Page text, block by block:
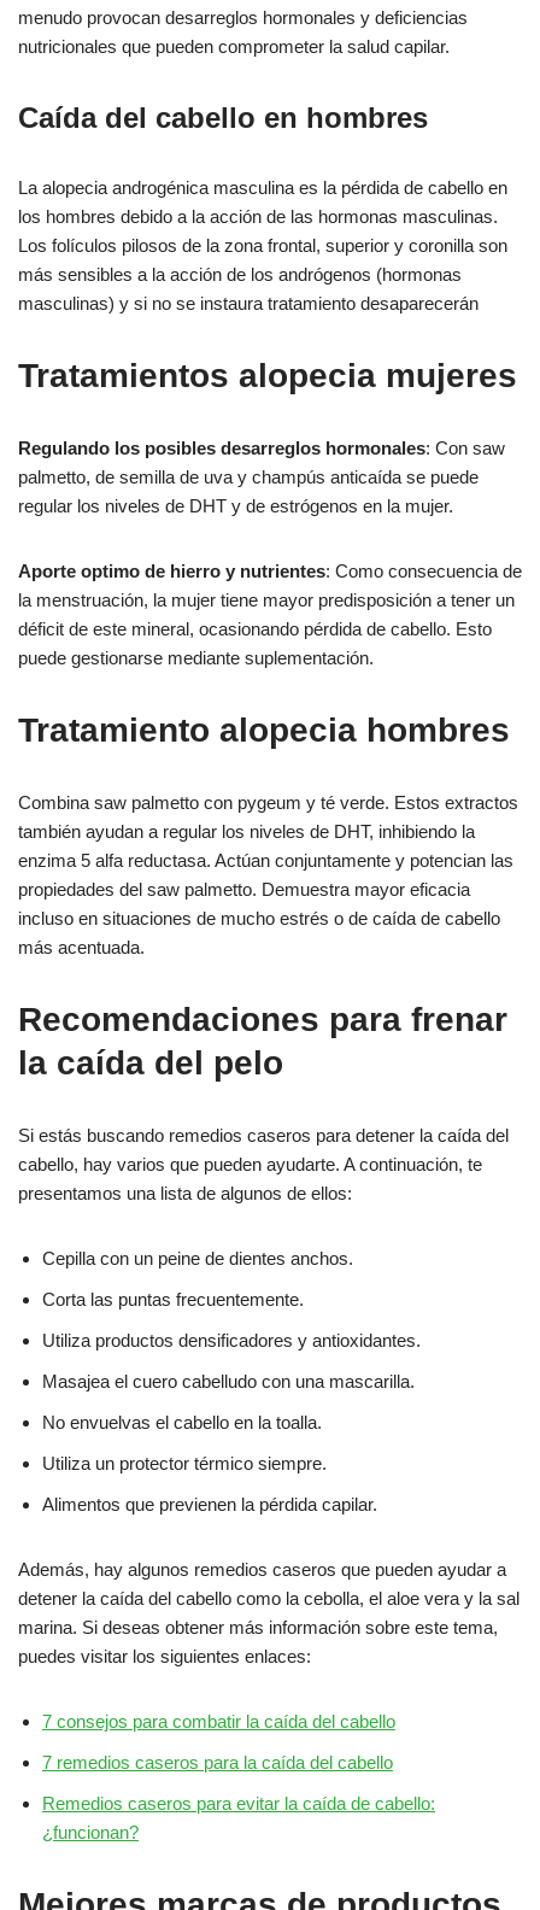
menudo provocan desarreglos hormonales y deficiencias
nutricionales que pueden comprometer la salud capilar.
Caída del cabello en hombres
La alopecia androgénica masculina es la pérdida de cabello en
los hombres debido a la acción de las hormonas masculinas.
Los folículos pilosos de la zona frontal, superior y coronilla son
más sensibles a la acción de los andrógenos (hormonas
masculinas) y si no se instaura tratamiento desaparecerán
Tratamientos alopecia mujeres
Regulando los posibles desarreglos hormonales: Con saw
palmetto, de semilla de uva y champús anticaída se puede
regular los niveles de DHT y de estrógenos en la mujer.
Aporte optimo de hierro y nutrientes: Como consecuencia de
la menstruación, la mujer tiene mayor predisposición a tener un
déficit de este mineral, ocasionando pérdida de cabello. Esto
puede gestionarse mediante suplementación.
Tratamiento alopecia hombres
Combina saw palmetto con pygeum y té verde. Estos extractos
también ayudan a regular los niveles de DHT, inhibiendo la
enzima 5 alfa reductasa. Actúan conjuntamente y potencian las
propiedades del saw palmetto. Demuestra mayor eficacia
incluso en situaciones de mucho estrés o de caída de cabello
más acentuada.
Recomendaciones para frenar
la caída del pelo
Si estás buscando remedios caseros para detener la caída del
cabello, hay varios que pueden ayudarte. A continuación, te
presentamos una lista de algunos de ellos:
Cepilla con un peine de dientes anchos.
Corta las puntas frecuentemente.
Utiliza productos densificadores y antioxidantes.
Masajea el cuero cabelludo con una mascarilla.
No envuelvas el cabello en la toalla.
Utiliza un protector térmico siempre.
Alimentos que previenen la pérdida capilar.
Además, hay algunos remedios caseros que pueden ayudar a
detener la caída del cabello como la cebolla, el aloe vera y la sal
marina. Si deseas obtener más información sobre este tema,
puedes visitar los siguientes enlaces:
7 consejos para combatir la caída del cabello
7 remedios caseros para la caída del cabello
Remedios caseros para evitar la caída de cabello:
¿funcionan?